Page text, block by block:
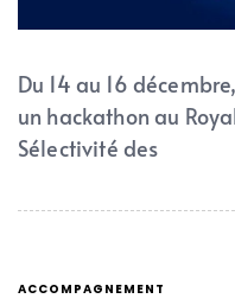
Du 14 au 16
un hackathon au
Sélectivité des
ACCOMPAGNEMENT